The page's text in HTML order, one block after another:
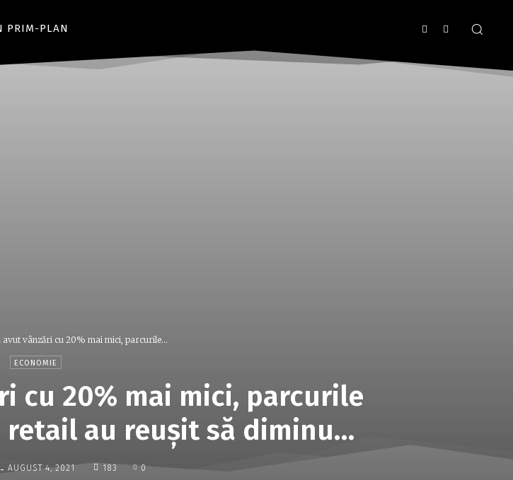
PRIM-PLAN
avut vânzări cu 20% mai mici, parcurile...
ECONOMIE
cu 20% mai mici, parcurile
retail au reuşit să diminu…
- AUGUST 4, 2021 183 0